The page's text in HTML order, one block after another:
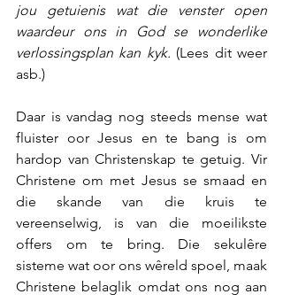
jou getuienis wat die venster open
waardeur ons in God se wonderlike
verlossingsplan kan kyk. (Lees dit weer
asb.)
Daar is vandag nog steeds mense wat
fluister oor Jesus en te bang is om
hardop van Christenskap te getuig. Vir
Christene om met Jesus se smaad en
die skande van die kruis te
vereenselwig, is van die moeilikste
offers om te bring. Die sekulêre
sisteme wat oor ons wêreld spoel, maak
Christene belaglik omdat ons nog aan